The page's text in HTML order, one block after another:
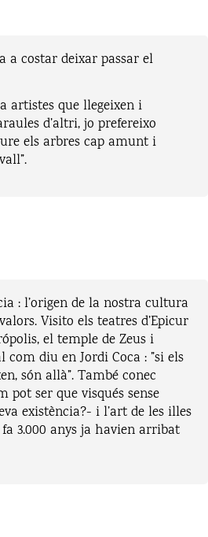
a costar deixar passar el
artistes que llegeixen i
d’altri, jo prefereixo
els arbres cap amunt i
: l’origen de la nostra cultura
Visito els teatres d’Epicur
el temple de Zeus i
com diu en Jordi Coca : ”si els
són allà”. També conec
pot ser que visqués sense
existència?- i l’art de les illes
3.000 anys ja havien arribat